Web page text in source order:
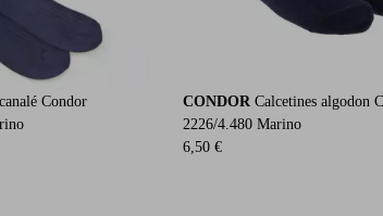
Condor
CONDOR Calcetines algodon
2226/4.480 Marino
6,50 €